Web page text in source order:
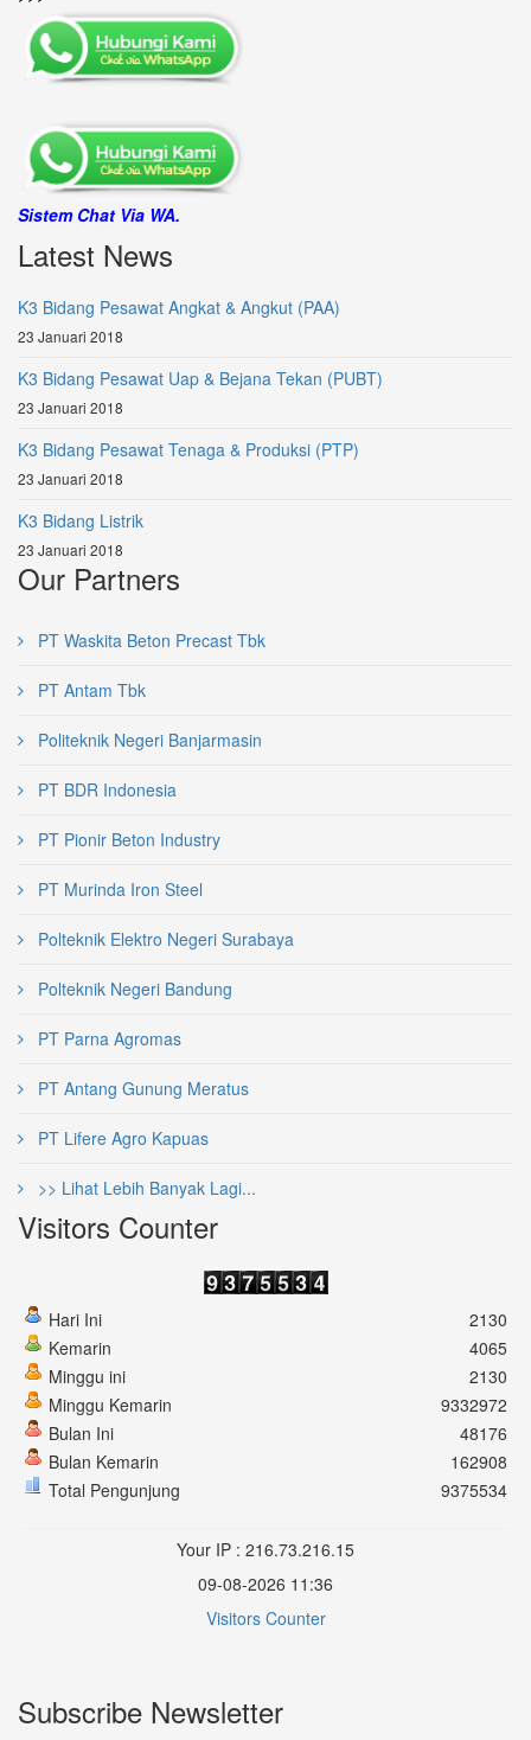
Sistem Chat Via WA.
Latest News
K3 Bidang Pesawat Angkat & Angkut (PAA)
23 Januari 2018
K3 Bidang Pesawat Uap & Bejana Tekan (PUBT)
23 Januari 2018
K3 Bidang Pesawat Tenaga & Produksi (PTP)
23 Januari 2018
K3 Bidang Listrik
23 Januari 2018
Our Partners
PT Waskita Beton Precast Tbk
PT Antam Tbk
Politeknik Negeri Banjarmasin
PT BDR Indonesia
PT Pionir Beton Industry
PT Murinda Iron Steel
Polteknik Elektro Negeri Surabaya
Polteknik Negeri Bandung
PT Parna Agromas
PT Antang Gunung Meratus
PT Lifere Agro Kapuas
>> Lihat Lebih Banyak Lagi...
Visitors Counter
Hari Ini
Kemarin
Minggu ini
Minggu Kemarin
Bulan Ini
Bulan Kemarin
Total Pengunjung
2130
4065
2130
9332972
48176
162908
9375534
Your IP : 216.73.216.15
09-08-2026 11:36
Visitors Counter
Subscribe Newsletter